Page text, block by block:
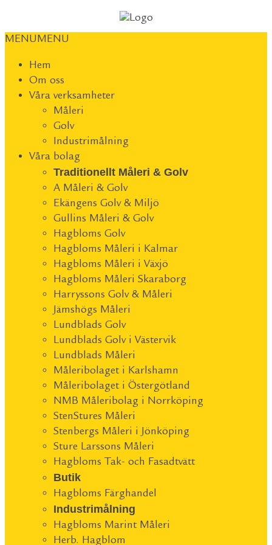
MENUMENU
Hem
Om oss
Våra verksamheter
Måleri
Golv
Industrimålning
Våra bolag
Traditionellt Måleri & Golv
A Måleri & Golv
Ekängens Golv & Miljö
Gullins Måleri & Golv
Hagbloms Golv
Hagbloms Måleri i Kalmar
Hagbloms Måleri i Växjö
Hagbloms Måleri Skaraborg
Harryssons Golv & Måleri
Jämshögs Måleri
Lundblads Golv
Lundblads Golv i Västervik
Lundblads Måleri
Måleribolaget i Karlshamn
Måleribolaget i Östergötland
NMB Måleribolag i Norrköping
StenStures Måleri
Stenbergs Måleri i Jönköping
Sture Larssons Måleri
Hagbloms Tak- och Fasadtvätt
Butik
Hagbloms Färghandel
Industrimålning
Hagbloms Marint Måleri
Herb. Hagblom